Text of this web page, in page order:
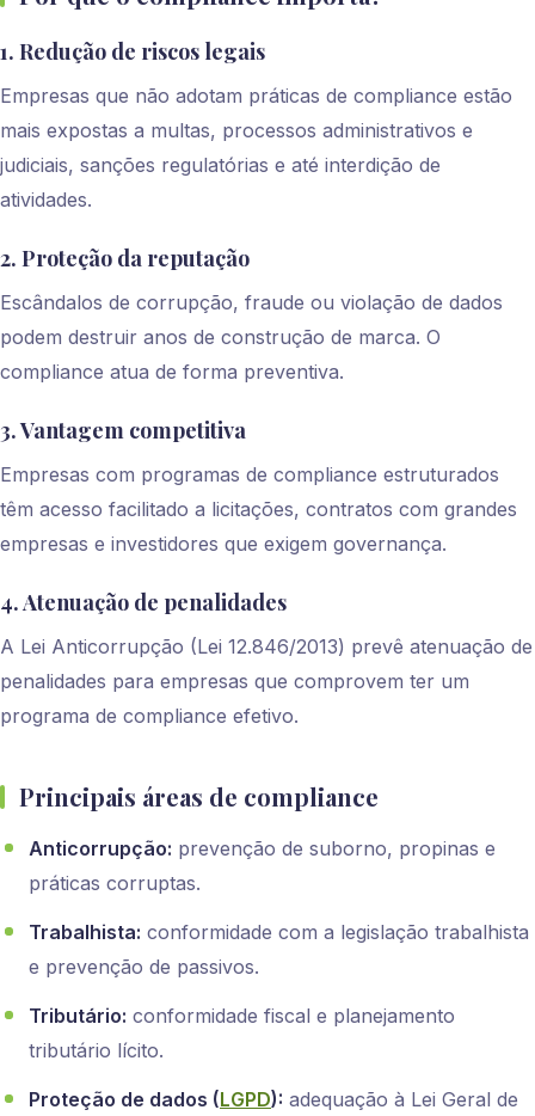
1. Redução de riscos legais
Empresas que não adotam práticas de compliance estão
mais expostas a multas, processos administrativos e
judiciais, sanções regulatórias e até interdição de
atividades.
2. Proteção da reputação
Escândalos de corrupção, fraude ou violação de dados
podem destruir anos de construção de marca. O
compliance atua de forma preventiva.
3. Vantagem competitiva
Empresas com programas de compliance estruturados
têm acesso facilitado a licitações, contratos com grandes
empresas e investidores que exigem governança.
4. Atenuação de penalidades
A Lei Anticorrupção (Lei 12.846/2013) prevê atenuação de
penalidades para empresas que comprovem ter um
programa de compliance efetivo.
Principais áreas de compliance
Anticorrupção: prevenção de suborno, propinas e
práticas corruptas.
Trabalhista: conformidade com a legislação trabalhista
e prevenção de passivos.
Tributário: conformidade fiscal e planejamento
tributário lícito.
Proteção de dados (LGPD): adequação à Lei Geral de